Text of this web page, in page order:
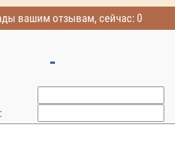
вашим отзывам, сейчас: 0